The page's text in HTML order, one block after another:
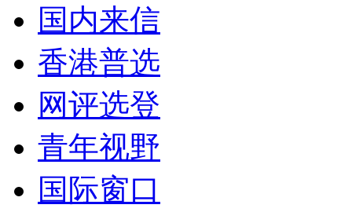
国内来信
香港普选
网评选登
青年视野
国际窗口